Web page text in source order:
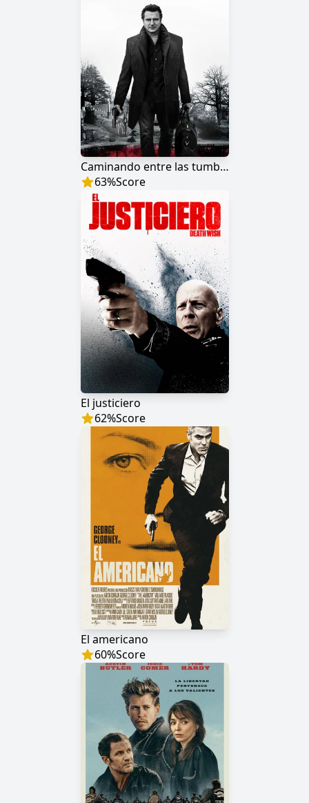
Caminando entre las tumbas
63%Score
El justiciero
62%Score
El americano
60%Score